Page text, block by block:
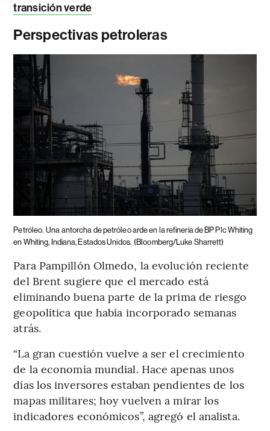
transición verde
Perspectivas petroleras
Petróleo. Una antorcha de petróleo arde en la refinería de BP Plc Whiting
en Whiting, Indiana, Estados Unidos. (Bloomberg/Luke Sharrett)
Para Pampillón Olmedo, la evolución reciente
del Brent sugiere que el mercado está
eliminando buena parte de la prima de riesgo
geopolítica que había incorporado semanas
atrás.
“La gran cuestión vuelve a ser el crecimiento
de la economía mundial. Hace apenas unos
días los inversores estaban pendientes de los
mapas militares; hoy vuelven a mirar los
indicadores económicos”, agregó el analista.